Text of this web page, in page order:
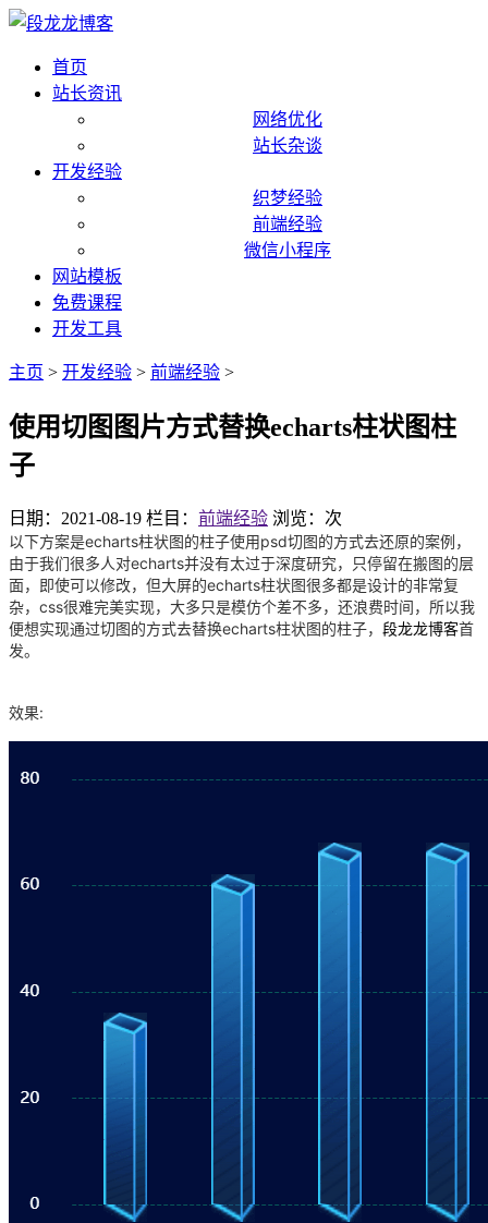
首页
站长资讯
网络优化
站长杂谈
开发经验
织梦经验
前端经验
微信小程序
网站模板
免费课程
开发工具
主页 > 开发经验 > 前端经验 >
使用切图图片方式替换echarts柱状图柱
子
日期：2021-08-19 栏目： 前端经验 浏览： 次
以下方案是echarts柱状图的柱子使用psd切图的方式去还原的案例，
由于我们很多人对echarts并没有太过于深度研究，只停留在搬图的层
面，即使可以修改，但大屏的echarts柱状图很多都是设计的非常复
杂，css很难完美实现，大多只是模仿个差不多，还浪费时间，所以我
便想实现通过切图的方式去替换echarts柱状图的柱子， 段龙龙博客首
发。
效果: